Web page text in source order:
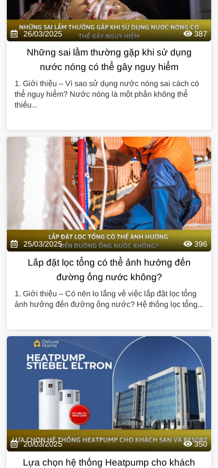
26/03/2025 387
Những sai lầm thường gặp khi sử dụng
nước nóng có thể gây nguy hiểm
1. Giới thiệu – Vì sao sử dụng nước nóng sai cách có
thể nguy hiểm? Nước nóng là một phần không thể
thiếu...
25/03/2025 396
Lắp đặt lọc tổng có thể ảnh hưởng đến
đường ống nước không?
1. Giới thiệu – Có nên lo lắng về việc lắp đặt lọc tổng
ảnh hưởng đến đường ống nước? Hệ thống lọc tổng...
20/03/2025 350
Lựa chọn hệ thống Heatpump cho khách